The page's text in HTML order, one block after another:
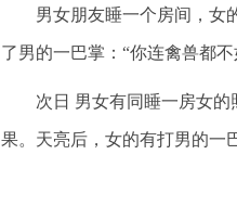
男女朋友睡一个房间，女
了男的一巴掌：“你连禽兽都不
次日 男女有同睡一房女
果。天亮后，女的有打男的一